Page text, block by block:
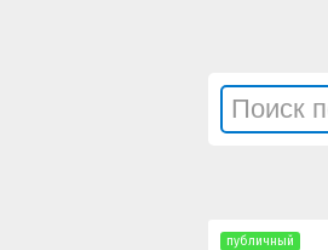
публичный